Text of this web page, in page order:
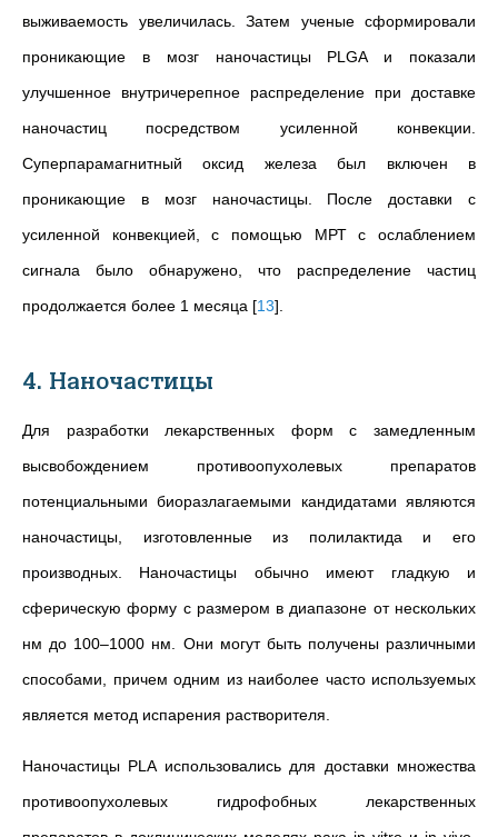
выживаемость увеличилась. Затем ученые сформировали
проникающие в мозг наночастицы PLGA и показали
улучшенное внутричерепное распределение при доставке
наночастиц посредством усиленной конвекции.
Суперпарамагнитный оксид железа был включен в
проникающие в мозг наночастицы. После доставки с
усиленной конвекцией, с помощью МРТ с ослаблением
сигнала было обнаружено, что распределение частиц
продолжается более 1 месяца [13]
4. Наночастицы
Для разработки лекарственных форм с замедленным
высвобождением противоопухолевых препаратов
потенциальными биоразлагаемыми кандидатами являются
наночастицы, изготовленные из полилактида и его
производных. Наночастицы обычно имеют гладкую и
сферическую форму с размером в диапазоне от нескольких
нм до 100–1000 нм. Они могут быть получены различными
способами, причем одним из наиболее часто используемых
является метод испарения растворителя.
Наночастицы PLA использовались для доставки множества
противоопухолевых гидрофобных лекарственных